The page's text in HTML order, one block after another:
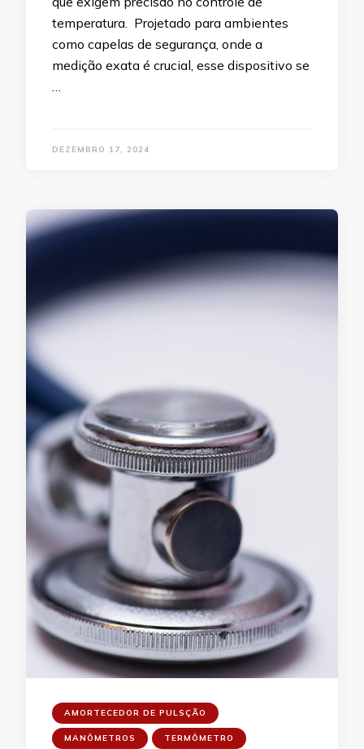
temperatura. Projetado para ambientes
como capelas de segurança, onde a
medição exata é crucial, esse dispositivo se
…
DEZEMBRO 17, 2024
AMORTECEDOR DE PULSÇÃO
MANÔMETROS TERMÔMETRO